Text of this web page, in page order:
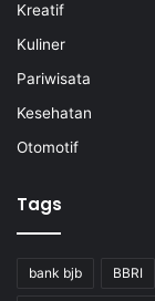
Kreatif
Kuliner
Pariwisata
Kesehatan
Otomotif
Tags
bank bjb BBRI